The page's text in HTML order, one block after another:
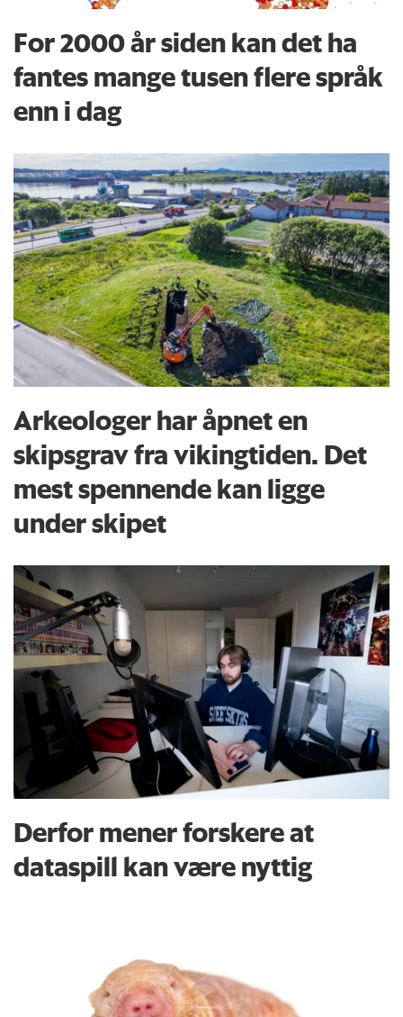
For 2000 år siden kan det ha
fantes mange tusen flere språk
enn i dag
Arkeologer har åpnet en
skipsgrav fra vikingtiden. Det
mest spennende kan ligge
under skipet
Derfor mener forskere at
dataspill kan være nyttig